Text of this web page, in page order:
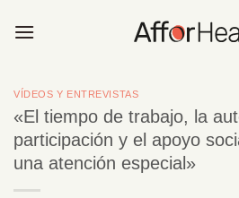
VÍDEOS Y ENTREVISTAS
«El tiempo de trabajo, la
participación y el apoyo
una atención especial»